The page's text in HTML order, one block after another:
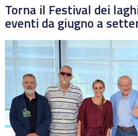
Torna il Festival dei
eventi da giugno a